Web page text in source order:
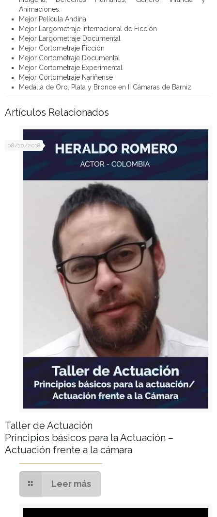
Animaciones.
Mejor Película Andina
Mejor Largometraje Internacional de Ficción
Mejor Largometraje Documental
Mejor Cortometraje Ficción
Mejor Cortometraje Documental
Mejor Cortometraje Experimental
Mejor Cortometraje Nariñense
Medalla de Oro, Plata y Bronce en II Cámaras de Barniz
Artículos Relacionados
08/10/2018
Taller de Actuación
Principios básicos para la Actuación –
Actuación frente a la cámara
Leer más